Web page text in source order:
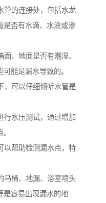
管的连接处，包括水龙
是否有水滴、水渍或渗
、地面是否有潮湿、
能是漏水导致的。
，可以仔细倾听水管是
行水压测试，通过增加
以帮助检测漏水点，特
马桶、地漏、浴室喷头
是容易出现漏水的地